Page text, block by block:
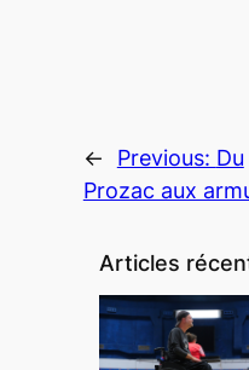
← Previous: Du
Prozac aux
Articles